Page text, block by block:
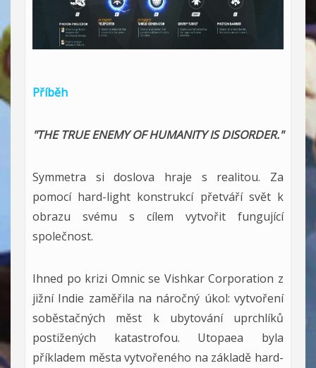
Příběh
"THE TRUE ENEMY OF HUMANITY IS DISORDER."
Symmetra si doslova hraje s realitou. Za
pomocí hard-light konstrukcí přetváří svět k
obrazu svému s cílem vytvořit fungující
společnost.
Ihned po krizi Omnic se Vishkar Corporation z
jižní Indie zaměřila na náročný úkol: vytvoření
soběstačných měst k ubytování uprchlíků
postižených katastrofou. Utopaea byla
příkladem města vytvořeného na základě hard-